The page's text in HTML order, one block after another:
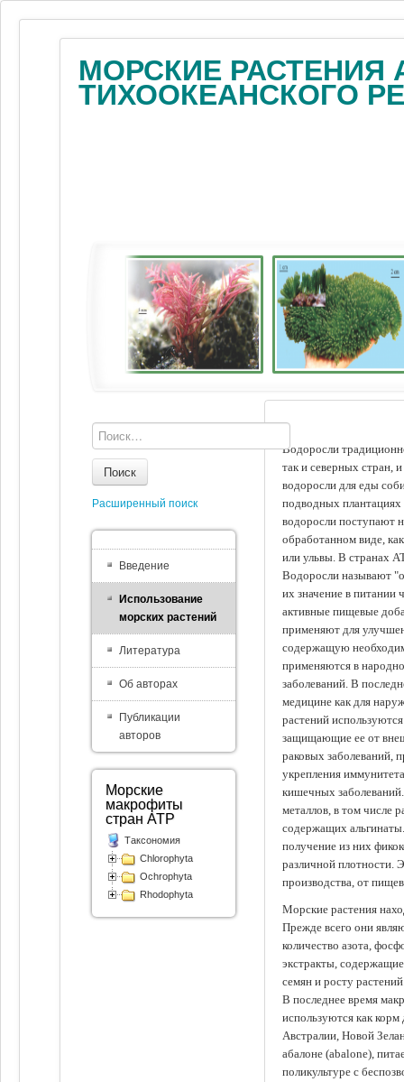
МОРСКИЕ РАСТЕНИЯ
ТИХООКЕАНСКОГО
Водоросли
так и северных стран,
водоросли для еды
подводных
водоросли поступают
обработанном виде,
или ульвы. В странах
Водоросли называют
их значение в питании
активные пищевые
применяют для
содержащую
применяются в
заболеваний. В
медицине как для
растений
защищающие ее от
раковых заболеваний,
укрепления
кишечных
металлов, в том числе
содержащих
получение из них
различной плотности.
производства, от
Морские растения
Прежде всего они
количество азота,
экстракты,
семян и росту
В последнее время
используются как
Австралии, Новой
абалоне (abalone),
поликультуре с
Поиск
Расширенный поиск
Введение
Использование
морских растений
Литература
Об авторах
Публикации
авторов
Морские
макрофиты
стран АТР
Таксономия
Chlorophyta
Ochrophyta
Rhodophyta